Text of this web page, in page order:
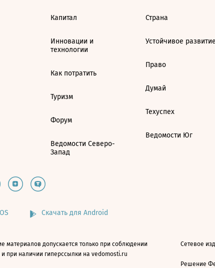
Капитал
Инновации и
технологии
Как потратить
Туризм
Форум
Ведомости Северо-
Запад
Страна
Устойчивое развитие
Право
Думай
Техуспех
Ведомости Юг
Скачать для Android
материалов допускается только при соблюдении
и при наличии гиперссылки на vedomosti.ru
Сетевое
Решение